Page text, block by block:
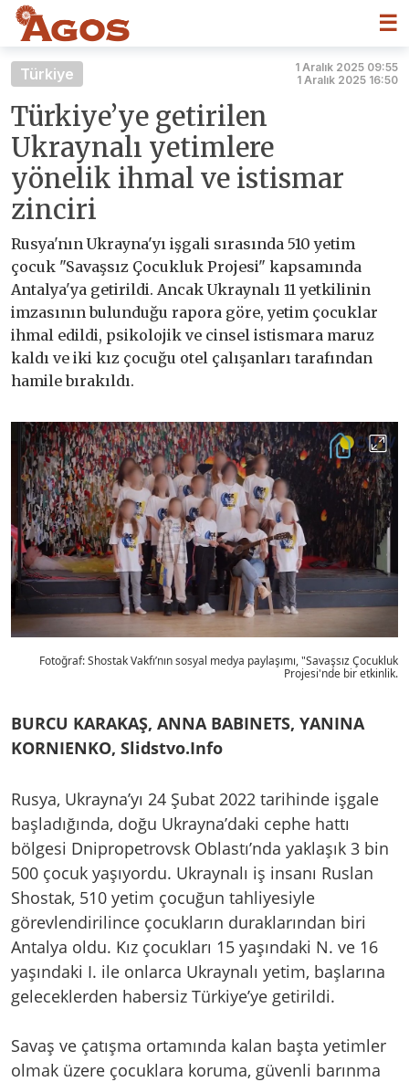
☰
Türkiye
1 Aralık 2025 09:55
1 Aralık 2025 16:50
Türkiye’ye getirilen
Ukraynalı yetimlere
yönelik ihmal ve istismar
zinciri
Rusya'nın Ukrayna'yı işgali sırasında 510 yetim
çocuk "Savaşsız Çocukluk Projesi" kapsamında
Antalya'ya getirildi. Ancak Ukraynalı 11 yetkilinin
imzasının bulunduğu rapora göre, yetim çocuklar
ihmal edildi, psikolojik ve cinsel istismara maruz
kaldı ve iki kız çocuğu otel çalışanları tarafından
hamile bırakıldı.
Fotoğraf: Shostak Vakfı’nın sosyal medya paylaşımı, "Savaşsız Çocukluk
Projesi'nde bir etkinlik.
BURCU KARAKAŞ, ANNA BABINETS, YANINA
KORNIENKO, Slidstvo.Info
Rusya, Ukrayna’yı 24 Şubat 2022 tarihinde işgale
başladığında, doğu Ukrayna’daki cephe hattı
bölgesi Dnipropetrovsk Oblastı’nda yaklaşık 3 bin
500 çocuk yaşıyordu. Ukraynalı iş insanı Ruslan
Shostak, 510 yetim çocuğun tahliyesiyle
görevlendirilince çocukların duraklarından biri
Antalya oldu. Kız çocukları 15 yaşındaki N. ve 16
yaşındaki I. ile onlarca Ukraynalı yetim, başlarına
geleceklerden habersiz Türkiye’ye getirildi.
Savaş ve çatışma ortamında kalan başta yetimler
olmak üzere çocuklara koruma, güvenli barınma